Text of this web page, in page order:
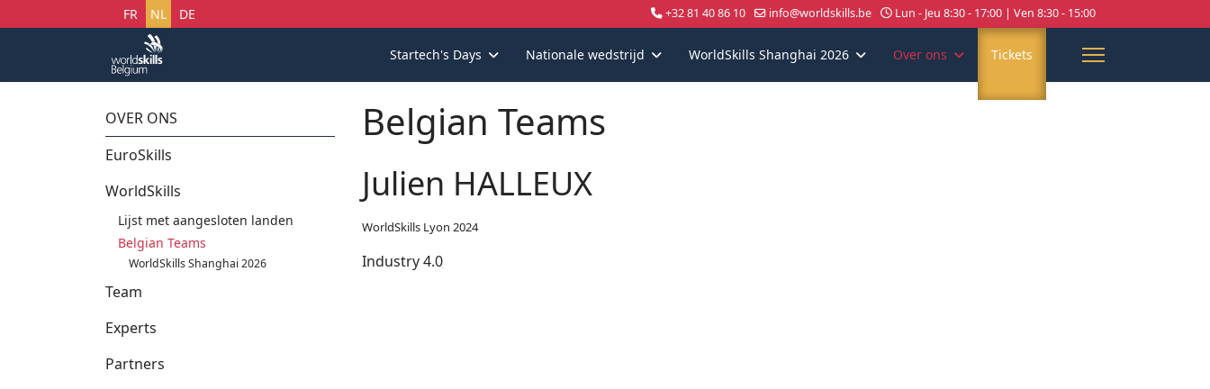
Selecteer uw taal
FR NL DE +32 81 40 86 10 info@worldskills.be Lun - Jeu 8:30 - 17:00 | Ven 8:30 - 15:00
Startech's Days Nationale wedstrijd WorldSkills Shanghai 2026 Over ons Tickets
OVER ONS
EuroSkills
WorldSkills
Lijst met aangesloten landen
Belgian Teams
WorldSkills Shanghai 2026
Team
Experts
Partners
Belgian Teams
Julien HALLEUX
WorldSkills Lyon 2024
Industry 4.0